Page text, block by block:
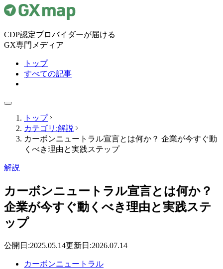
CDP認定プロバイダーが届ける
GX専門メディア
トップ
すべての記事
トップ
カテゴリ:解説
カーボンニュートラル宣言とは何か？ 企業が今すぐ動
くべき理由と実践ステップ
解説
カーボンニュートラル宣言とは何か？
企業が今すぐ動くべき理由と実践ステ
ップ
公開日:2025.05.14更新日:2026.07.14
カーボンニュートラル